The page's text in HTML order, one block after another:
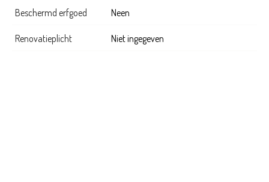
Beschermd erfgoed Neen
Renovatieplicht Niet ingegeven